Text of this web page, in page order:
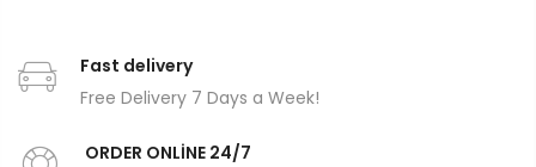
Fast delivery
Free Delivery 7 Days a Week!
ORDER ONLİNE 24/7